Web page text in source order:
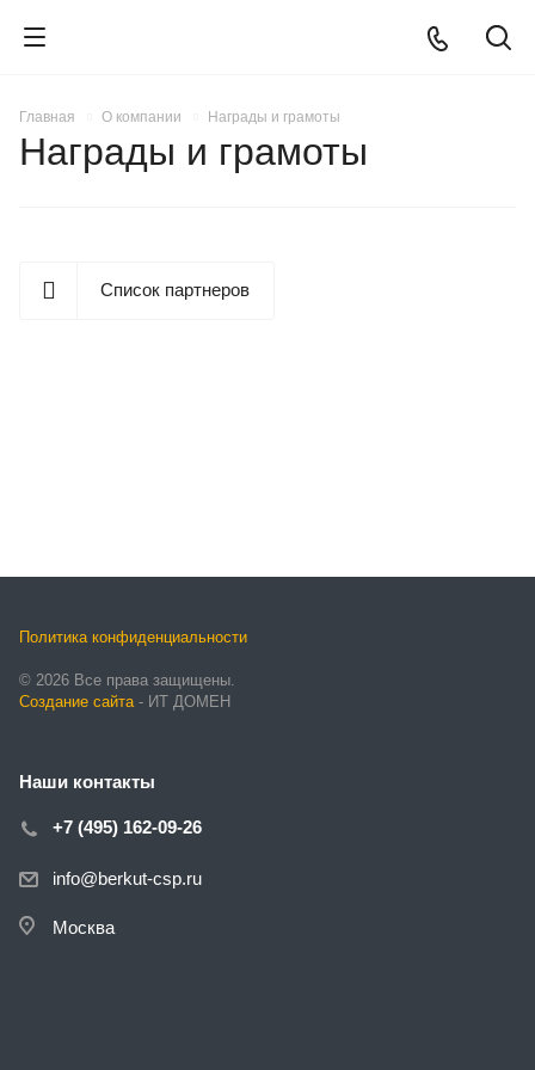
Главная О компании Награды и грамоты
Награды и грамоты
Список партнеров
Политика конфиденциальности
© 2026 Все права защищены.
Создание сайта - ИТ ДОМЕН
Наши контакты
+7 (495) 162-09-26
info@berkut-csp.ru
Москва